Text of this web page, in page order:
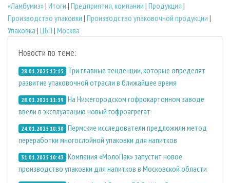
«Ламбумиз»| Итоги | Предприятия, компании | Продукция |
Производство упаковки | Производство упаковочной продукции |
Упаковка | ЦБП | Москва
Новости по теме:
28.01.2025 12:15
Три главные тенденции, которые определят
развитие упаковочной отрасли в ближайшее время
28.01.2025 11:39 На Нижегородском гофрокартонном заводе
ввели в эксплуатацию новый гофроагрегат
24.01.2025 10:30 Пермские исследователи предложили метод
переработки многослойной упаковки для напитков
31.01.2025 10:43 Компания «МолоПак» запустит новое
производство упаковки для напитков в Московской области